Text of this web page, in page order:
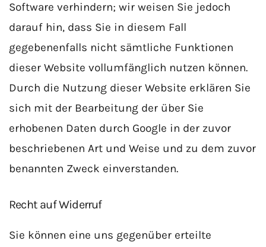
Software verhindern; wir weisen Sie jedoch
darauf hin, dass Sie in diesem Fall
gegebenenfalls nicht sämtliche Funktionen
dieser Website vollumfänglich nutzen können.
Durch die Nutzung dieser Website erklären Sie
sich mit der Bearbeitung der über Sie
erhobenen Daten durch Google in der zuvor
beschriebenen Art und Weise und zu dem zuvor
benannten Zweck einverstanden.
Recht auf Widerruf
Sie können eine uns gegenüber erteilte